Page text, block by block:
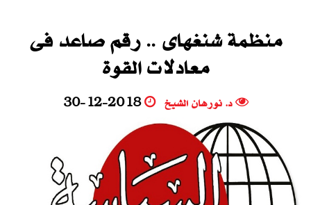
منظمة شنغهاى‮ .. ‬رقم صاعد فى
معادلات القوة
د. نورهان الشيخ 30-12-2018